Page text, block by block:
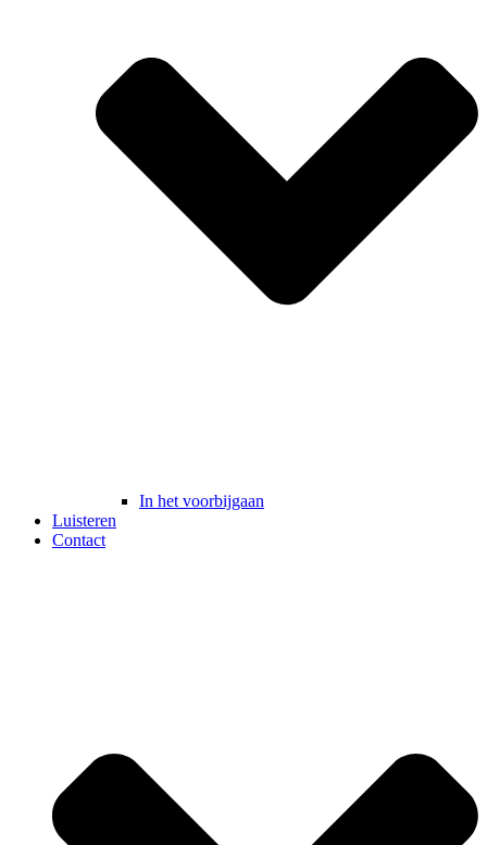
In het voorbijgaan
Luisteren
Contact